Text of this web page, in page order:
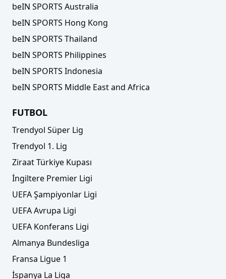
beIN SPORTS Australia
beIN SPORTS Hong Kong
beIN SPORTS Thailand
beIN SPORTS Philippines
beIN SPORTS Indonesia
beIN SPORTS Middle East and Africa
FUTBOL
Trendyol Süper Lig
Trendyol 1. Lig
Ziraat Türkiye Kupası
İngiltere Premier Ligi
UEFA Şampiyonlar Ligi
UEFA Avrupa Ligi
UEFA Konferans Ligi
Almanya Bundesliga
Fransa Ligue 1
İspanya La Liga